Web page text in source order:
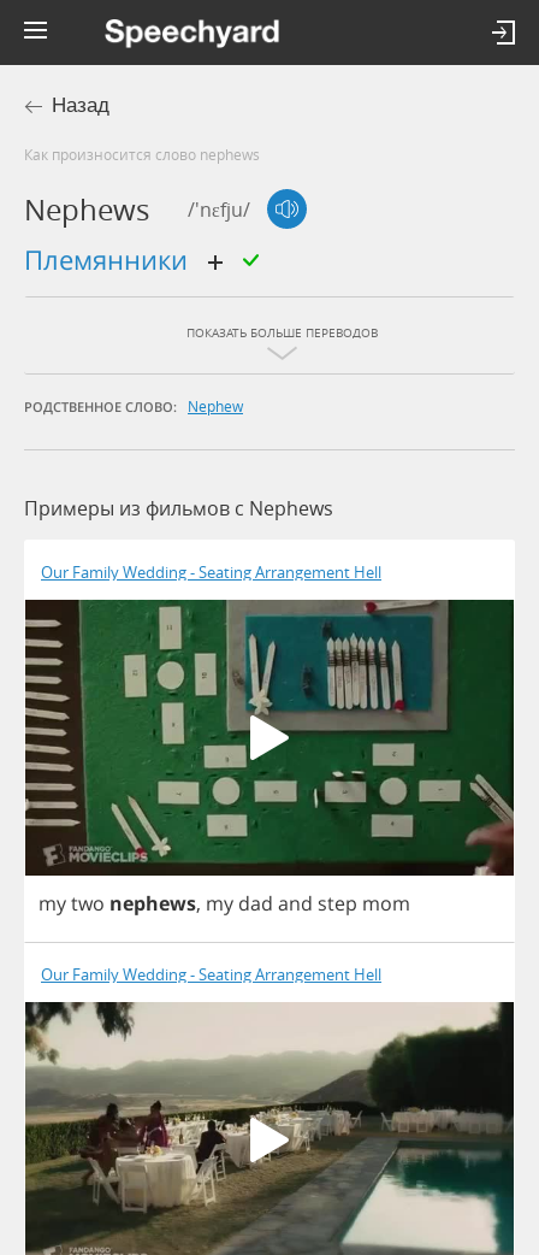
Назад
Как произносится слово nephews
Nephews /'nɛfju/
племянники
ПОКАЗАТЬ БОЛЬШЕ ПЕРЕВОДОВ
РОДСТВЕННОЕ СЛОВО: Nephew
Примеры из фильмов c Nephews
Our Family Wedding - Seating Arrangement Hell
mytwo nephews, my dad and step mom
Our Family Wedding - Seating Arrangement Hell